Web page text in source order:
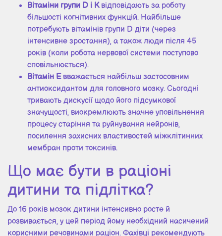
Вітаміни групи D і Квідповідають за роботу
більшості когнітивних функцій. Найбільше
потребують вітамінів групи D діти (через
інтенсивне зростання), а також люди після 45
років (коли робота нервової системи поступово
сповільнюється).
Вітамін Евважається найбільш застосовним
антиоксидантом для головного мозку. Сьогодні
тривають дискусії щодо його підсумкової
значущості, виокремлюють значне уповільнення
процесу старіння та руйнування нейронів,
посилення захисних властивостей міжклітинних
мембран проти токсинів.
Що має бути в раціоні
дитини та підлітка?
До 16 років мозок дитини інтенсивно росте й
розвивається, у цей період йому необхідний насичений
корисними речовинами раціон. Фахівці рекомендують